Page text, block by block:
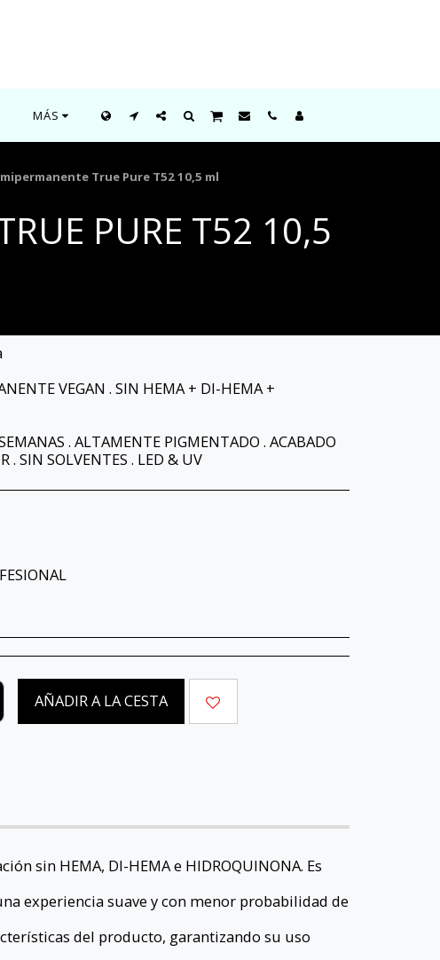
MÁS
True Pure T52 10,5 ml
PURE T52 10,5
VEGAN . SIN HEMA + DI-HEMA +
. ALTAMENTE PIGMENTADO . ACABADO
. SIN SOLVENTES . LED & UV
AÑADIR A LA CESTA
sin HEMA, DI-HEMA e HIDROQUINONA. Es
experiencia suave y con menor probabilidad de
del producto, garantizando su uso